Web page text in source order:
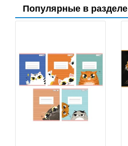
Популярные в разделе